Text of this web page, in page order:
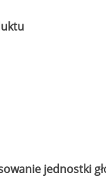
jednostki